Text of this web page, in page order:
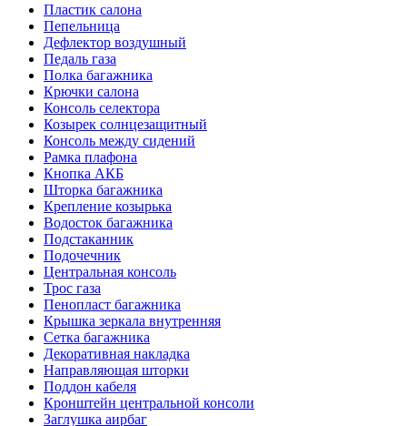
Пластик салона
Пепельница
Дефлектор воздушный
Педаль газа
Полка багажника
Крючки салона
Консоль селектора
Козырек солнцезащитный
Консоль между сидений
Рамка плафона
Кнопка АКБ
Шторка багажника
Крепление козырька
Водосток багажника
Подстаканник
Подочечник
Центральная консоль
Трос газа
Пенопласт багажника
Крышка зеркала внутренняя
Сетка багажника
Декоративная накладка
Направляющая шторки
Поддон кабеля
Кронштейн центральной консоли
Заглушка аирбаг